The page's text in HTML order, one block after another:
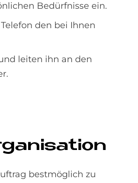
Bedürfnisse ein.
den bei Ihnen
leiten ihn an den
bestmöglich zu